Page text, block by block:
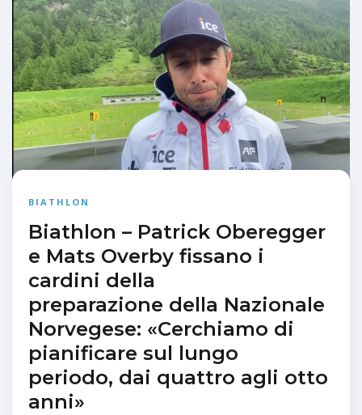
BIATHLON
Biathlon – Patrick Oberegger
e Mats Overby fissano i
cardini della
preparazione della Nazionale
Norvegese: «Cerchiamo di
pianificare sul lungo
periodo, dai quattro agli otto
anni»